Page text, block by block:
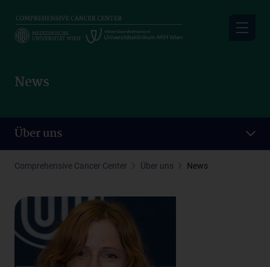
main
News
Über uns
Comprehensive Cancer Center Über uns News